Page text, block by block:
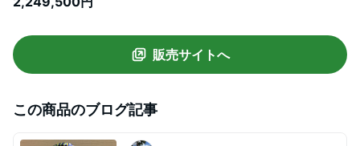
販売サイトへ
この商品のブログ記事